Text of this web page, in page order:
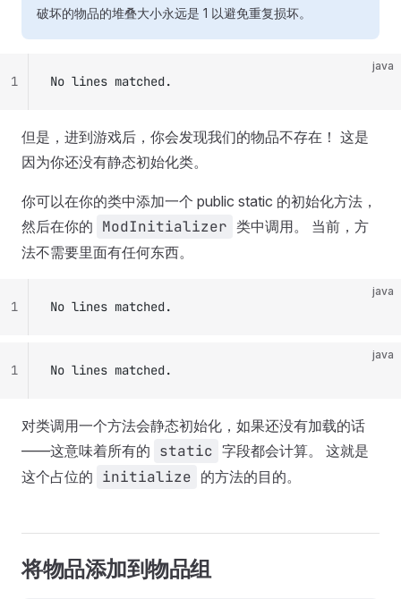
破坏的物品的堆叠大小永远是 1 以避免重复损坏。
java
No lines matched.
1
但是，进到游戏后，你会发现我们的物品不存在！ 这是
因为你还没有静态初始化类。
你可以在你的类中添加一个 public static 的初始化方法，
然后在你的 ModInitializer 类中调用。 当前，方
法不需要里面有任何东西。
java
No lines matched.
1
java
No lines matched.
1
对类调用一个方法会静态初始化，如果还没有加载的话
——这意味着所有的 static 字段都会计算。 这就是
这个占位的 initialize 的方法的目的。
将物品添加到物品组